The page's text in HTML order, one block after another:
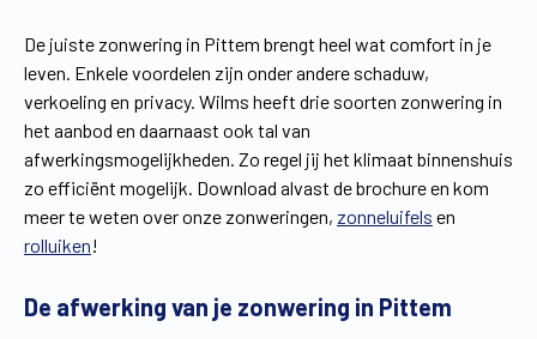
Contact
Extra
Jobs
Wilms World
NL
De juiste zonwering in Pittem brengt heel wat comfort in je
leven. Enkele voordelen zijn onder andere schaduw,
verkoeling en privacy. Wilms heeft drie soorten zonwering in
het aanbod en daarnaast ook tal van
afwerkingsmogelijkheden. Zo regel jij het klimaat binnenshuis
zo efficiënt mogelijk. Download alvast de brochure en kom
meer te weten over onze zonweringen, zonneluifels en
rolluiken!
De afwerking van je zonwering in Pittem